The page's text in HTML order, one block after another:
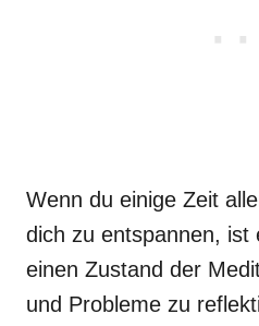
Wenn du einige Zeit
dich zu entspannen, ist
einen Zustand der
und Probleme zu